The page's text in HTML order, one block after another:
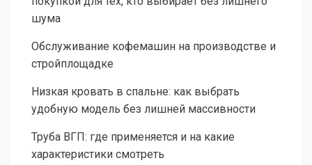
шума
Обслуживание кофемашин на производстве и
стройплощадке
Низкая кровать в спальне: как выбрать
удобную модель без лишней массивности
Труба ВГП: где применяется и на какие
характеристики смотреть